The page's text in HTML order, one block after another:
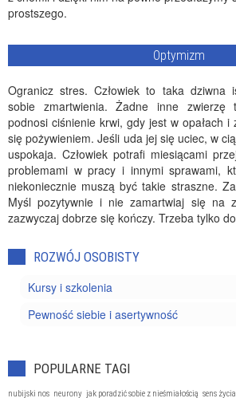
prostszego.
Optymizm
Ogranicz stres. Człowiek to taka dziwna
sobie zmartwienia. Żadne inne
podnosi ciśnienie krwi, gdy jest w opałach
się pożywieniem. Jeśli uda jej się uciec, w
uspokaja. Człowiek potrafi miesiącami
problemami w pracy i innymi sprawami,
niekoniecznie muszą być takie straszne.
Myśl pozytywnie i nie zamartwiaj się na
zazwyczaj dobrze się kończy. Trzeba tylko
ROZWÓJ OSOBISTY
Kursy i szkolenia
Pewność siebie i asertywność
POPULARNE TAGI
nubijski nos neurony jak poradzić sobie z nieśmiałością sens życia